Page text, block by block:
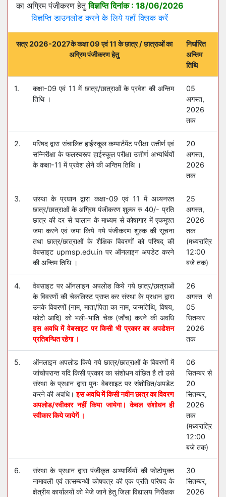
का अग्रिम पंजीकरण हेतुविज्ञप्ति दिनांक : 18/06/2026
विज्ञप्ति डाउनलोड करने के लिये यहाँ क्लिक करें
सत्र
के कक्षा 09 एवं 11 के छात्र / छात्राओं का
अग्रिम पंजीकरण हेतु
निर्धारित
अन्तिम
तिथि
1.
कक्षा-09 एवं 11 में छात्र/छात्राओं के प्रवेश की अन्तिम
तिथि ।
05
अगस्त,
2026
तक
2.
परिषद द्वारा संचालित हाईस्कूल कम्पार्टमेंट परीक्षा उत्तीर्ण एवं
सन्निरीक्षा के फलस्वरूप हाईस्कूल परीक्षा उत्तीर्ण अभ्यर्थियों
के कक्षा-11 में प्रवेश लेने की अन्तिम तिथि ।
20
अगस्त,
2026
तक
3.
संस्था के प्रधान द्वारा कक्षा-09 एवं 11 में अध्यनरत
छात्र/छात्राओं के अग्रिम पंजीकरण शुल्क रु 40/- प्रति
छात्र की दर से चालान के माध्यम से कोषागार में एकमुश्त
जमा करने एवं जमा किये गये पंजीकरण शुल्क की सूचना
तथा छात्र/छात्राओं के शैक्षिक विवरणों को परिषद् की
वेबसाइट upmsp.edu.in पर ऑनलाइन अपडेट करने
की अन्तिम तिथि ।
25
अगस्त,
2026
तक
(मध्यरात्रि
12:00
बजे तक)
4.
वेबसाइट पर ऑनलाइन अपलोड किये गये छात्र/छात्राओं
के विवरणों की चेकलिस्ट प्राप्त कर संस्था के प्रधान द्वारा
उनके विवरणों (नाम, माता/पिता का नाम, जन्मतिथि, विषय,
फोटो आदि) को भली-भांति चेक (जाँच) करने की अवधि
इस अवधि में वेबसाइट पर किसी भी प्रकार का अपडेशन
प्रतिबन्धित रहेगा ।
26
अगस्त से
05
सितम्बर
2026
तक
5.
ऑनलाइन अपलोड किये गये छात्र/छात्राओं के विवरणों में
जांचोपरान्त यदि किसी प्रकार का संशोधन वांछित है तो उसे
संस्था के प्रधान द्वारा पुनः वेबसाइट पर संशोधित/अपडेट
करने की अवधि।इस अवधि में किसी नवीन छात्र का विवरण
अपलोड/स्वीकार नहीं किया जायेगा। केवल संशोधन ही
स्वीकार किये जायेगें ।
06
सितम्बर से
20
सितम्बर,
2026
तक
(मध्यरात्रि
12:00
बजे तक)
6.
संस्था के प्रधान द्वारा पंजीकृत अभ्यार्थियों की फोटोयुक्त
नामावली एवं तत्सम्बन्धी कोषपत्र की एक प्रति परिषद के
क्षेत्रीय कार्यालयों को भेजे जाने हेतु जिला विद्यालय निरीक्षक
30
सितम्बर,
2026